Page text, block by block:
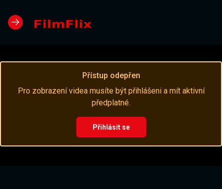
Přístup odepřen
Pro zobrazení videa musíte být přihlášeni a mít aktivní
předplatné.
Přihlásit se